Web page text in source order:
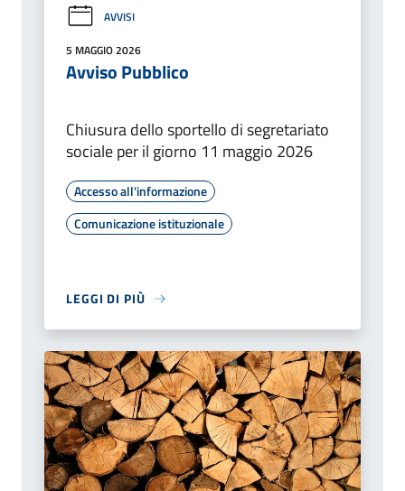
AVVISI
5 MAGGIO 2026
Avviso Pubblico
Chiusura dello sportello di segretariato
sociale per il giorno 11 maggio 2026
Accesso all'informazione
Comunicazione istituzionale
LEGGI DI PIÙ